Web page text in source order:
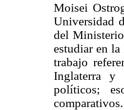
Moisei
Universidad
del
estudiar en
trabajo
Inglaterra y
políticos;
comparativos.